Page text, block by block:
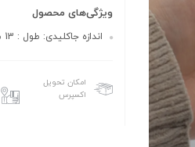
ویژگی‌های محصول
اندازه جاکلیدی: طول : 13 سانتی متر
امکان تحویل
اکسپرس